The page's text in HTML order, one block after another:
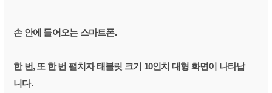
손 안에 들어오는 스마트폰.
한 번, 또 한 번 펼치자 태블릿 크기 10인치 대형 화면이 나타납
니다.